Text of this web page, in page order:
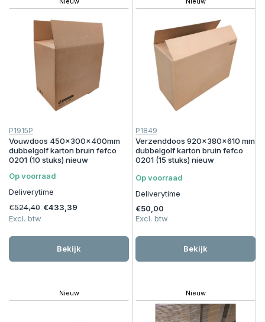
P1915P
Vouwdoos 450x300x400mm
dubbelgolf karton bruin fefco
0201 (10 stuks) nieuw
Op voorraad
Deliverytime
€524,40 €433,39
Excl. btw
Bekijk
P1849
Verzenddoos 920x380x610 mm
dubbelgolf karton bruin fefco
0201 (15 stuks) nieuw
Op voorraad
Deliverytime
€50,00
Excl. btw
Bekijk
Nieuw Nieuw